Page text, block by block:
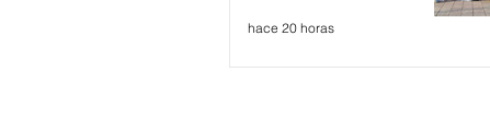
hace 20 horas